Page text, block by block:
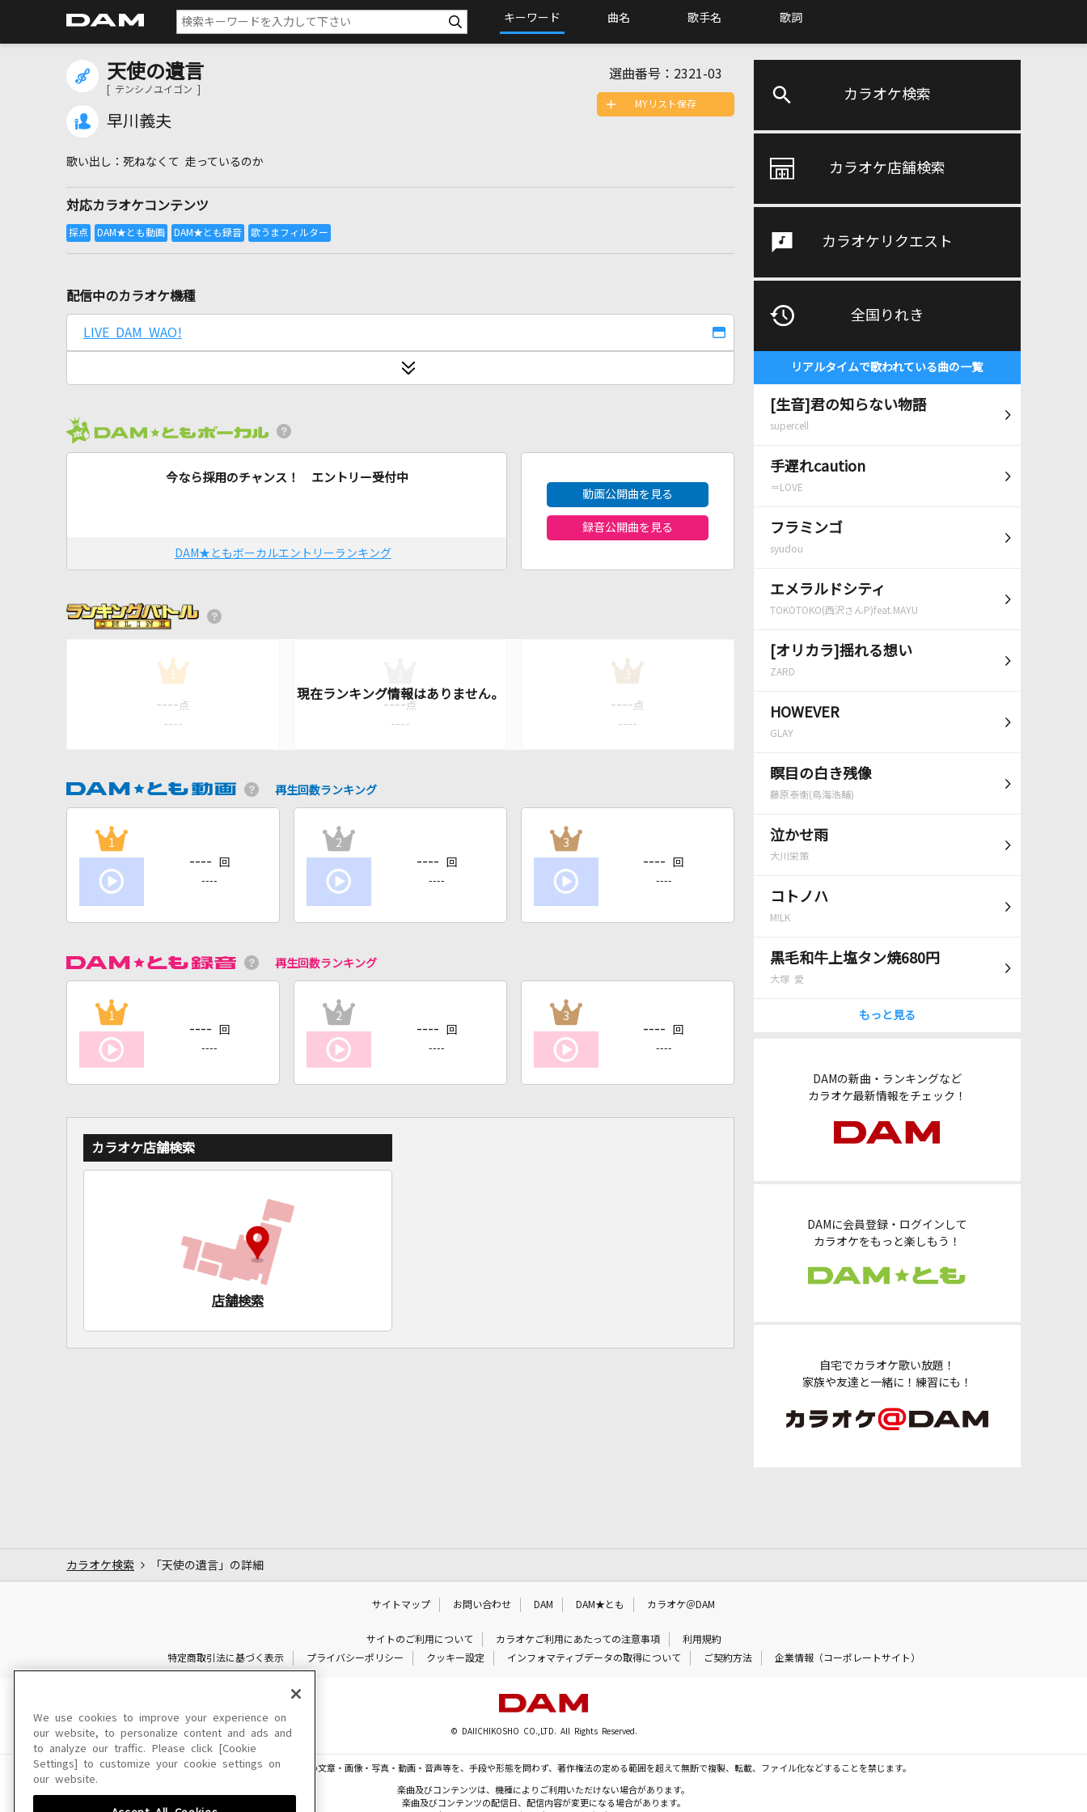
キーワード 曲名 歌手名 歌詞
カラオケ検索
カラオケ店舗検索
カラオケリクエスト
全国りれき
リアルタイムで歌われている曲の一覧
[生音]君の知らない物語
supercell
手遅れcaution
＝LOVE
フラミンゴ
syudou
エメラルドシティ
TOKOTOKO(西沢さんP)feat.MAYU
[オリカラ]揺れる想い
ZARD
HOWEVER
GLAY
瞑目の白き残像
藤原泰衡(鳥海浩輔)
泣かせ雨
大川栄策
コトノハ
M!LK
黒毛和牛上塩タン焼680円
大塚 愛
もっと見る
DAMの新曲・ランキングなど
カラオケ最新情報をチェック！
DAMに会員登録・ログインして
カラオケをもっと楽しもう！
自宅でカラオケ歌い放題！
家族や友達と一緒に！練習にも！
天使の遺言
[ テンシノユイゴン ]
早川義夫
選曲番号： 2321-03
死ねなくて 走っているのか
対応カラオケコンテンツ
MYリスト保存
配信中のカラオケ機種
LIVE DAM WAO!
今なら採用のチャンス！ エントリー受付中
DAM★ともボーカルエントリーランキング
動画公開曲を見る
録音公開曲を見る
1
---- 点
----
---- 点
----
3
---- 点
----
再生回数ランキング
1
---- 回
----
2
---- 回
----
3
---- 回
----
再生回数ランキング
1
---- 回
----
2
---- 回
----
3
---- 回
----
カラオケ店舗検索
店舗検索
カラオケ検索 「天使の遺言」の詳細
サイトマップ お問い合わせ DAM DAM★とも カラオケ＠DAM
サイトのご利用について カラオケご利用にあたっての注意事項
利用規約
特定商取引法に基づく表示
プライバシーポリシー クッキー設定 インフォマティブデータの取得について ご契約方法 企業情報（コーポレートサイト）
© DAIICHIKOSHO CO.,LTD. All Rights Reserved.
このサイトに掲載されている一切の文章・画像・写真・動画・音声等を、手段や形態を問わず、著作権法の定める範囲を超えて無断で複製、転載、ファイル化などすることを禁じます。
楽曲及びコンテンツは、機種によりご利用いただけない場合があります。
楽曲及びコンテンツの配信日、配信内容が変更になる場合があります。
We use cookies to improve your experience on
our website, to personalize content and ads and
to analyze our traffic. Please click [Cookie
Settings] to customize your cookie settings on
our website.